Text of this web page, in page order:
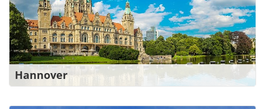
Hannover
Zu den Ansprechpartner*innen
Veranstaltungszentrum "Rotation"